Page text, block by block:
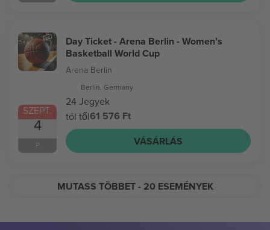
SZEPT.
4
P
Day Ticket - Arena Berlin - Women’s
Basketball World Cup
Arena Berlin
Berlin, Germany
24 Jegyek
tól től61 576 Ft
VÁSÁRLÁS
MUTASS TÖBBET- 20 ESEMÉNYEK